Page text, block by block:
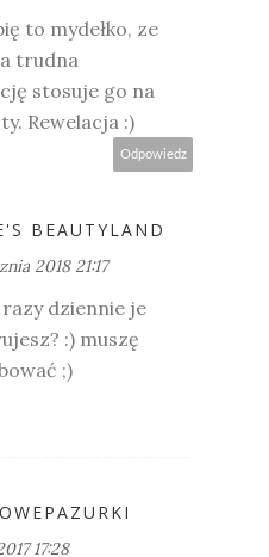
to mydełko, ze
trudna
stosuje go na
Rewelacja :)
Odpowiedz
BEAUTYLAND
2018 21:17
razy dziennie je
:) muszę
;)
17:28